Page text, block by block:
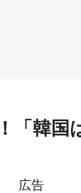
「韓国
広告